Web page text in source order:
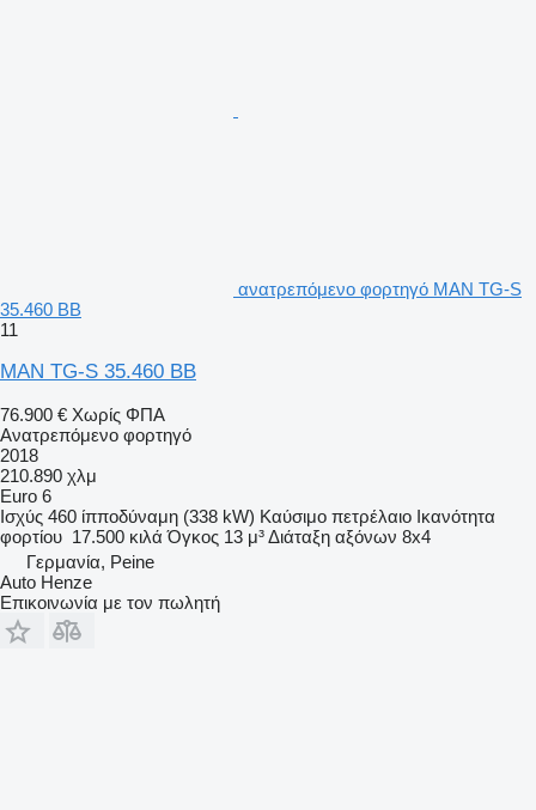
ανατρεπόμενο φορτηγό MAN TG-S
35.460 BB
11
MAN TG-S 35.460 BB
76.900 € Χωρίς ΦΠΑ
Ανατρεπόμενο φορτηγό
2018
210.890 χλμ
Euro 6
Ισχύς 460 ίπποδύναμη (338 kW) Καύσιμο πετρέλαιο Ικανότητα
φορτίου 17.500 κιλά Όγκος 13 μ³Διάταξη αξόνων 8x4
Γερμανία, Peine
Auto Henze
Επικοινωνία με τον πωλητή